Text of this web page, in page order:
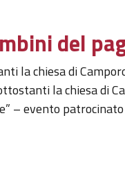
del
la chiesa di
la chiesa di
– evento